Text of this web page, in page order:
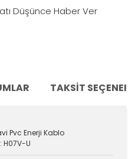
Düşünce Haber Ver
TAKSIT
Pvc Enerji Kablo
H07V-U